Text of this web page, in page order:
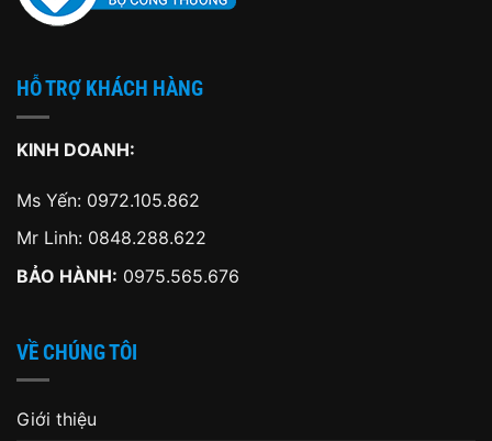
HỖ TRỢ KHÁCH HÀNG
KINH DOANH:
Ms Yến: 0972.105.862
Mr Linh: 0848.288.622
BẢO HÀNH: 0975.565.676
VỀ CHÚNG TÔI
Giới thiệu